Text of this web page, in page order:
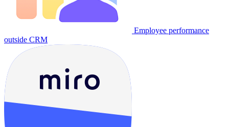
Employee performance
outside CRM